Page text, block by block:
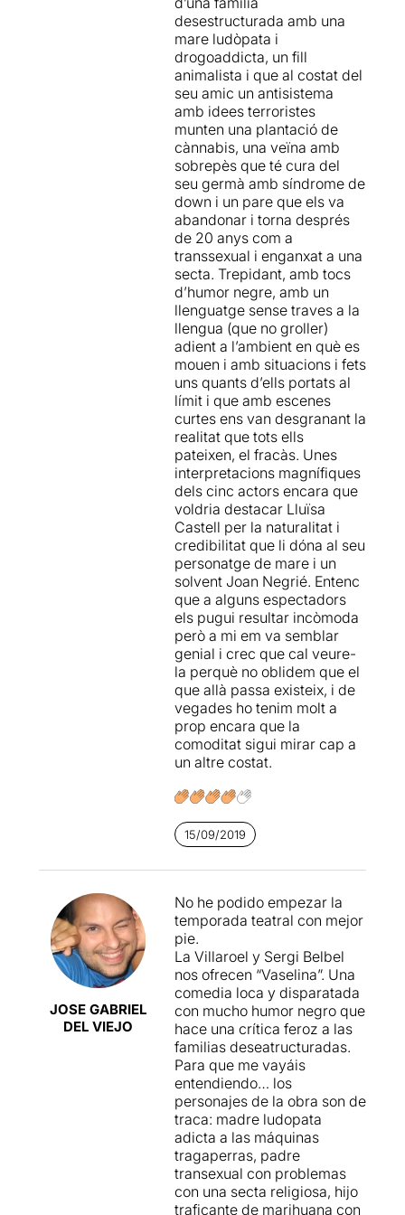
religiosa.
Una proposta plantejada
com una comèdia, però que
entre riure i riure,planteja
temes seriosos com la
incomunicació,
l'autoestima, la diversitat i
els models familiars. Explica
la història d'uns éssers
humans derrotats, que no
han pogut pertànyer al grup
dels triomfadors.Uns
perdedors que s'han rendit
en no aconseguir allò que
somiaven. Tal com van
comentar a la roda de
premsa, es tracta d'un text
que connecta molt bé amb
tot allò que passa al segle
XXI:despersonalització i
dispersió dels rols
familiars.
Els espectadors riem i riem
en veure algunes escenes ,
però quan ens parem a
pensar, la rialla se'ns pot
congelar als
llavis, perquè en realitat tot
el que passa és molt
dramàtic.
Aquesta proposta va ser
escrita en 2013 is'ha
representat a Itàlia de
manera continuada durant
sis temporadesi ara s'ha fet
una versió cinematogràfica.
VASELINA, dirigida per en
Sergi Belbel, amb traducció
del text deJoan Negrié
escenografia de
Iglesias, ens presenta
posada en escena vibrant,
amb escenes curtes, i unes
exagerades, que accentuen
encara mes la sensació de
frustració i rabia dels
protagonistes, i la seva lluita
desesperada per trobar la
felicitat.
Per poder veure la ressenya
original, només cal clicar en
aquest ENLLAÇ
riure moltíssim, però mica en
mica, a mida que avançava
l’obra, vaig anar perdent-hi
tot l’interès.
Llàstima, crec que podia
haver estat un dels
imprescindibles d’aquesta
temporada.
artefacto que, por sí solo, ya
arrasa con todo.
desestructurada amb una
mare ludòpata i
drogoaddicta, un fill
animalista i que al costat del
seu amic un antisistema
amb idees terroristes
munten una plantació de
cànnabis, una veïna amb
sobrepès que té cura del
seu germà amb síndrome de
down i un pare que els va
abandonar i torna després
de 20 anys com a
transsexual i enganxat a una
secta. Trepidant, amb tocs
d’humor negre, amb un
llenguatge sense traves a la
llengua (que no groller)
adient a l’ambient en què es
mouen i amb situacions i fets
uns quants d’ells portats al
límit i que amb escenes
curtes ens van desgranant la
realitat que tots ells
pateixen, el fracàs. Unes
interpretacions magnífiques
dels cinc actors encara que
voldria destacar Lluïsa
Castell per la naturalitat i
credibilitat que li dóna al seu
personatge de mare i un
solvent Joan Negrié. Entenc
que a alguns espectadors
els pugui resultar incòmoda
però a mi em va semblar
genial i crec que cal veure-
la perquè no oblidem que el
que allà passa existeix, i de
vegades ho tenim molt a
prop encara que la
comoditat sigui mirar cap a
un altre costat.
15/09/2019
JOSE GABRIEL
DEL VIEJO
No he podido empezar la
temporada teatral con mejor
pie.
La Villaroel y Sergi Belbel
nos ofrecen “Vaselina”. Una
comedia loca y disparatada
con mucho humor negro que
hace una crítica feroz a las
familias deseatructuradas.
Para que me vayáis
entendiendo… los
personajes de la obra son de
traca: madre ludopata
adicta a las máquinas
tragaperras, padre
transexual con problemas
con una secta religiosa, hijo
traficante de marihuana con